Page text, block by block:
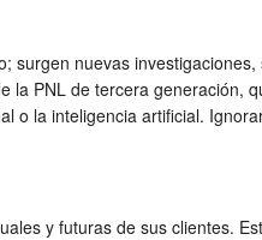
nuevas
PNL de tercera generación,
la inteligencia artificial.
y futuras de sus clientes.